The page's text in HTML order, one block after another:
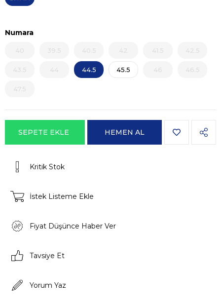
Numara
40 39.5 40.5 42 41.5 42.5
43.5 44 44.5 45.5 46 46.5
47.5
Kritik Stok
İstek Listeme Ekle
Fiyat Düşünce Haber Ver
Tavsiye Et
Yorum Yaz